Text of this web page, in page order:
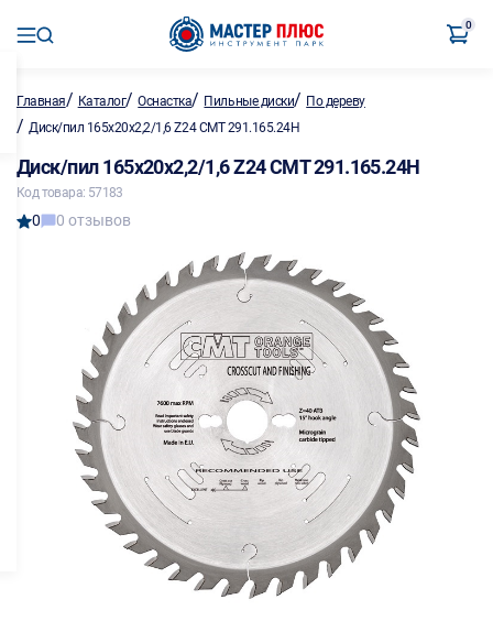
0
Главная/ Каталог/Оснастка/ Пильные диски/ По дереву
/ Диск/пил 165х20х2,2/1,6 Z24 CMT 291.165.24Н
Диск/пил 165х20х2,2/1,6 Z24 CMT 291.165.24Н
Код товара: 57183
0 0 отзывов